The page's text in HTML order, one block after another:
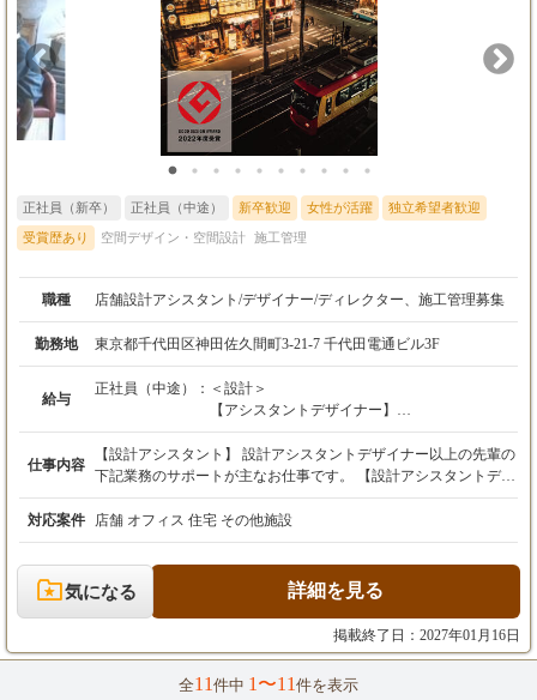
正社員（新卒） 正社員（中途） 新卒歓迎 女性が活躍 独立希望者歓迎
受賞歴あり 空間デザイン・空間設計 施工管理
職種 店舗設計アシスタント/デザイナー/ディレクター、施工管理募集
勤務地 東京都千代田区神田佐久間町3-21-7 千代田電通ビル3F
給与
正社員（中途）： ＜設計＞
【アシスタントデザイナー】
月給26万円以上〜30万円未満
【デザイナー】
月給30万円以上〜45万円未満
【ディレクター】
月給45万円以上〜
※経験・スキルを考慮のうえ決定します。
※みなし残業手当を含みます。
＜施工管理＞
仕事内容
【設計アシスタント】 設計アシスタントデザイナー以上の先輩の
下記業務のサポートが主なお仕事です。 【設計アシスタントデザ
イナー/デザイナー/ディレクター】 ・立地条件などの現場確認、
及びマーケティング調査 ・設計デザインに関わってくる法律や規
則の確認 ・レイアウト設計 ・図面、パースの制作 ・施工を担当
する企業と折衝、調整 【施工管理アシスタント】 ジュニア以上
の先輩の下記業務のサポートが主なお仕事です。 【施工管理ジュ
ニア/ミドル/シニア】 ・現場の工程・品質・安全・原価管理 ・協
力業者との打ち合わせ・手配・工程調整 ・見積書・原価表・工程
表の作成、予算管理 ・設計担当や協力業者との折衝・調整 ・追
対応案件 店舗 オフィス 住宅 その他施設
気になる 詳細を見る
掲載終了日：2027年01月16日
全11 件中 1〜11 件を表示